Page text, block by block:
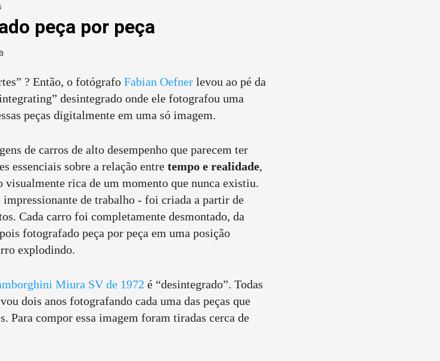
peça por peça
? Então, o fotógrafo Fabian Oefner levou ao pé da
desintegrado onde ele fotografou uma
peças digitalmente em uma só imagem.
de carros de alto desempenho que parecem ter
essenciais sobre a relação entre tempo e realidade,
rica de um momento que nunca existiu.
impressionante de trabalho - foi criada a partir de
Cada carro foi completamente desmontado, da
fotografado peça por peça em uma posição
explodindo.
Miura SV de 1972 é “desintegrado”. Todas
dois anos fotografando cada uma das peças que
Para compor essa imagem foram tiradas cerca de